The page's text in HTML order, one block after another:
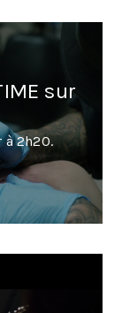
sur
à 2h20.